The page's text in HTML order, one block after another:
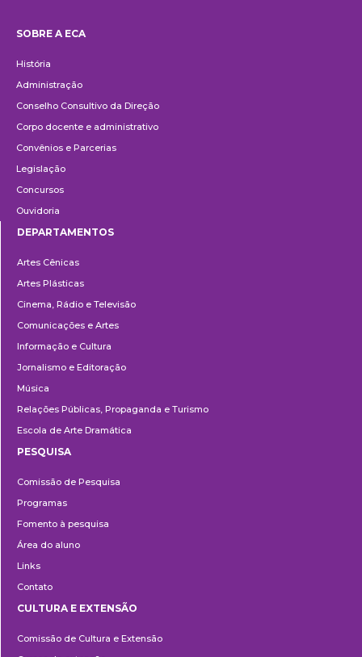
SOBRE A ECA
História
Administração
Conselho Consultivo da Direção
Corpo docente e administrativo
Convênios e Parcerias
Legislação
Concursos
Ouvidoria
DEPARTAMENTOS
Artes Cênicas
Artes Plásticas
Cinema, Rádio e Televisão
Comunicações e Artes
Informação e Cultura
Jornalismo e Editoração
Música
Relações Públicas, Propaganda e Turismo
Escola de Arte Dramática
PESQUISA
Comissão de Pesquisa
Programas
Fomento à pesquisa
Área do aluno
Links
Contato
e
CULTURA E EXTENSÃO
Comissão de Cultura e Extensão